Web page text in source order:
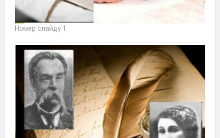
Номер слайду 1